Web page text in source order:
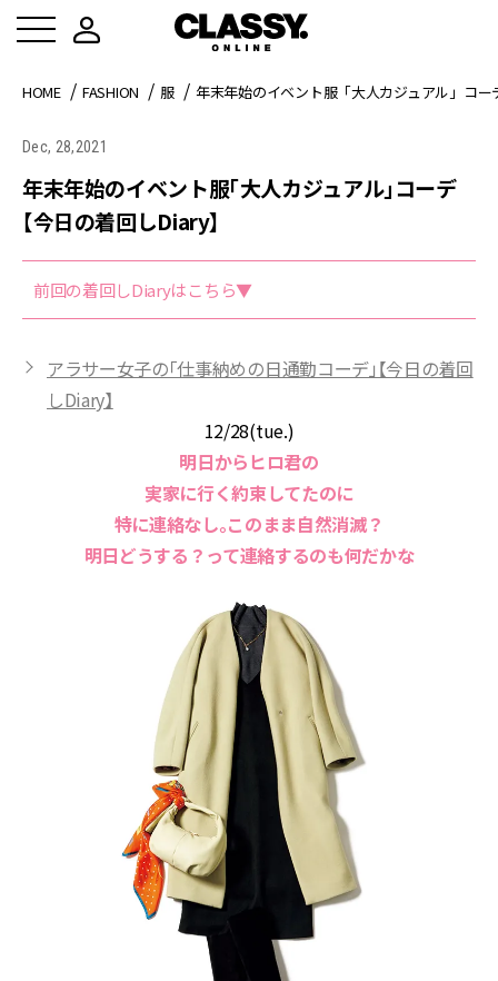
HOME FASHION 服 年末年始のイベント服「大人カジュアル」コ
Dec, 28,2021
年末年始のイベント服「大人カジュアル」コーデ
【今日の着回しDiary】
前回の着回しDiaryはこちら▼
アラサー女子の「仕事納めの日通勤コーデ」【今日の着回
しDiary】
12/28(tue.)
明日からヒロ君の
実家に行く約束してたのに
特に連絡なし。このまま自然消滅？
明日どうする？って連絡するのも何だかな